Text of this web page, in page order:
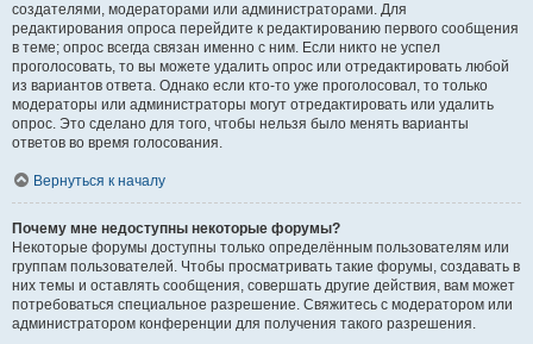
создателями, модераторами или администраторами. Для
редактирования опроса перейдите к редактированию первого сообщения
в теме; опрос всегда связан именно с ним. Если никто не успел
проголосовать, то вы можете удалить опрос или отредактировать любой
из вариантов ответа. Однако если кто-то уже проголосовал, то только
модераторы или администраторы могут отредактировать или удалить
опрос. Это сделано для того, чтобы нельзя было менять варианты
ответов во время голосования.
Вернуться к началу
Почему мне недоступны некоторые форумы?
Некоторые форумы доступны только определённым пользователям или
группам пользователей. Чтобы просматривать такие форумы, создавать в
них темы и оставлять сообщения, совершать другие действия, вам может
потребоваться специальное разрешение. Свяжитесь с модератором или
администратором конференции для получения такого разрешения.